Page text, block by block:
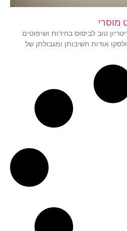
מוסרי
טוב לביסוס בחירות ושיפוטים
אודות חשיבותן ומגבולתן של